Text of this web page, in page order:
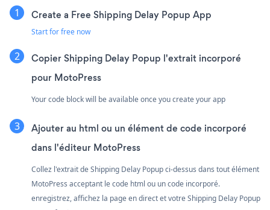
Create a Free Shipping Delay Popup App
Start for free now
Copier Shipping Delay Popup l'extrait incorporé
pour MotoPress
Your code block will be available once you create your app
Ajouter au html ou un élément de code incorporé
dans l'éditeur MotoPress
Collez l'extrait de Shipping Delay Popup ci-dessus dans tout élément
MotoPress acceptant le code html ou un code incorporé.
enregistrez, affichez la page en direct et votre Shipping Delay Popup